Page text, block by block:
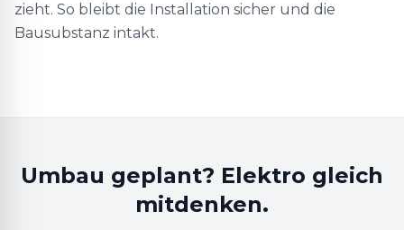
zieht. So bleibt die Installation sicher und die
Bausubstanz intakt.
Umbau geplant? Elektro gleich
mitdenken.